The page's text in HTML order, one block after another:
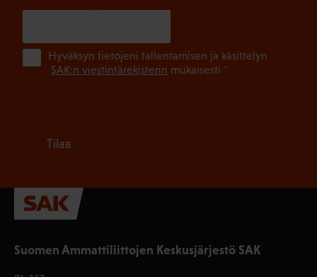
Suomen Ammattiliittojen Keskusjärjestö SAK
Hyväksyn tietojeni tallentamisen ja käsittelyn
SAK:n viestintärekisterin mukaisesti *
Tilaa